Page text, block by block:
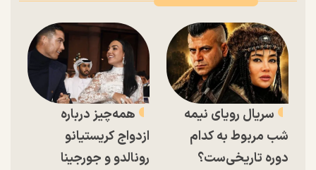
سریال رویای نیمه
شب مربوط به کدام
دوره تاریخی‌ست؟
همه‌چیز درباره
ازدواج کریستیانو
رونالدو و جورجینا